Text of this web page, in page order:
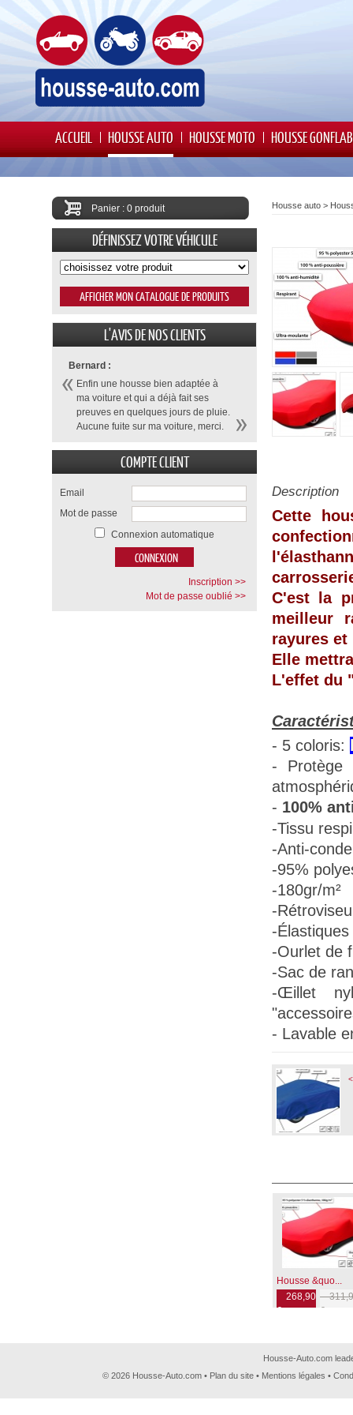
ACCUEIL HOUSSE AUTO HOUSSE MOTO HOUSSE
Housse auto >
Description
Cette
C'est la
meilleur
rayures
Elle
L'effet du
- 5 coloris:
-
- 100%
-Tissu
-Anti-
-95%
-180gr/m²
-
-
-Ourlet de
-Sac de
-Œillet
- Lavable
Housse &quo...
268,90
€
€
Panier : 0 produit
DÉFINISSEZ VOTRE VÉHICULE
L'AVIS DE NOS CLIENTS
Bernard :
Enfin une housse bien adaptée à
ma voiture et qui a déjà fait ses
preuves en quelques jours de pluie.
Aucune fuite sur ma voiture, merci.
COMPTE CLIENT
Email
Mot de passe
Connexion automatique
Inscription >>
Mot de passe oublié >>
Housse-Auto.com
© 2026 Housse-Auto.com • Plan du site • Mentions légales •